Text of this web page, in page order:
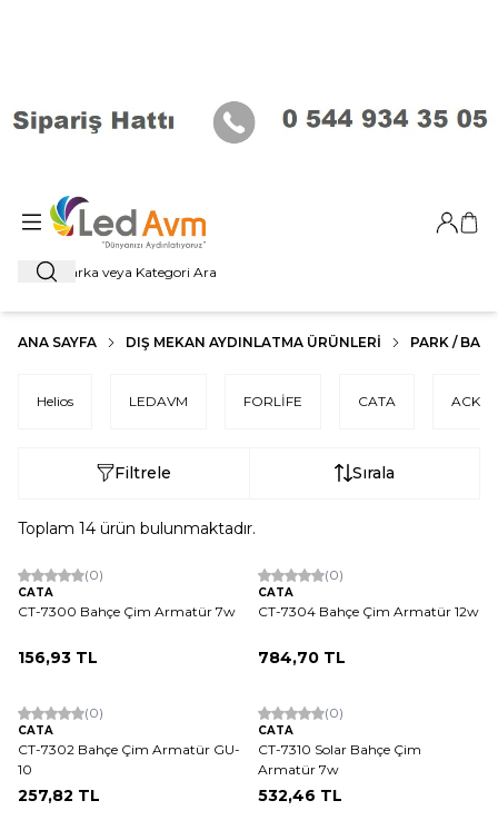
Ara
Giriş
ANA SAYFA DIŞ MEKAN AYDINLATMA ÜRÜNLERI PARK /
Helios LEDAVM FORLİFE CATA ACK
Filtrele Sırala
Toplam 14 ürün bulunmaktadır.
(0)
CATA
CT-7300 Bahçe Çim Armatür 7w
156,93 TL
(0)
CATA
CT-7304 Bahçe Çim Armatür 12w
784,70 TL
(0)
CATA
CT-7302 Bahçe Çim Armatür GU-
10
257,82 TL
(0)
CATA
CT-7310 Solar Bahçe Çim
Armatür 7w
532,46 TL